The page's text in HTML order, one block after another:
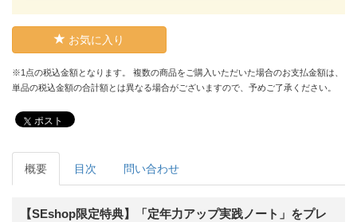
お気に入り
※1点の税込金額となります。 複数の商品をご購入いただいた場合のお支払金額は、
単品の税込金額の合計額とは異なる場合がございますので、予めご了承ください。
ポスト
概要 目次 問い合わせ
【SEshop限定特典】「定年力アップ実践ノート」をプレ